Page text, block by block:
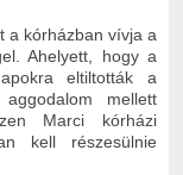
a kórházban vívja a
Ahelyett, hogy a
eltiltották a
mellett
Marci kórházi
kell részesülnie